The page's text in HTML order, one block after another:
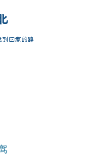
到回家的路